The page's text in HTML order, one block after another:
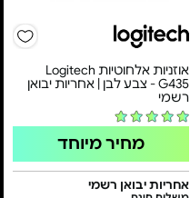
אוזניות אלחוטיות Logitech
G435 - צבע לבן | אחריות יבואן
רשמי
מחיר מיוחד
אחריות יבואן רשמי